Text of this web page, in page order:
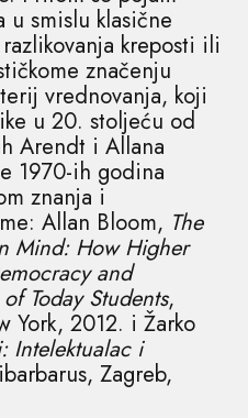
u smislu klasične
kreposti ili
značenju
vrednovanja, koji
u 20. stoljeću od
Arendt i Allana
1970-ih godina
znanja i
Allan Bloom, The
Mind: How Higher
and
Today Students,
York, 2012. i Žarko
Intelektualac i
Zagreb,